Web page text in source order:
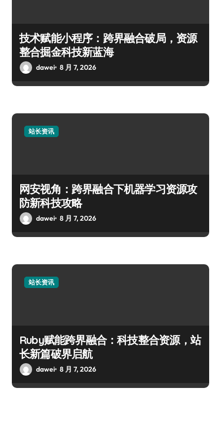
技术赋能小程序：跨界融合破局，资源
整合掘金科技新蓝海
dawei 8 月 7, 2026
站长资讯
网安视角：跨界融合下机器学习资源攻
防新科技攻略
dawei 8 月 7, 2026
站长资讯
Ruby赋能跨界融合：科技整合资源，站
长新篇破界启航
dawei 8 月 7, 2026